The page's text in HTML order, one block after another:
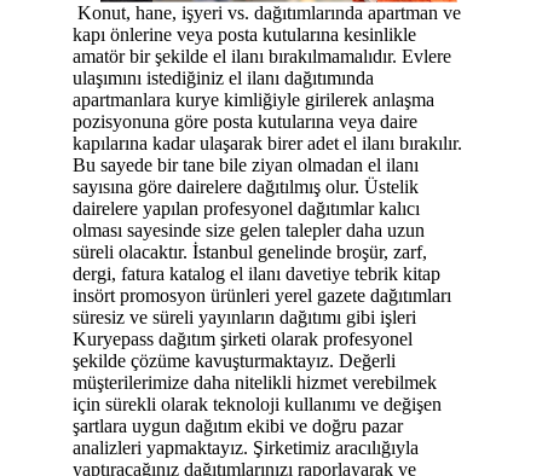
Konut, hane, işyeri vs. dağıtımlarında apartman ve
kapı önlerine veya posta kutularına kesinlikle
amatör bir şekilde el ilanı bırakılmamalıdır. Evlere
ulaşımını istediğiniz el ilanı dağıtımında
apartmanlara kurye kimliğiyle girilerek anlaşma
pozisyonuna göre posta kutularına veya daire
kapılarına kadar ulaşarak birer adet el ilanı bırakılır.
Bu sayede bir tane bile ziyan olmadan el ilanı
sayısına göre dairelere dağıtılmış olur. Üstelik
dairelere yapılan profesyonel dağıtımlar kalıcı
olması sayesinde size gelen talepler daha uzun
süreli olacaktır. İstanbul genelinde broşür, zarf,
dergi, fatura katalog el ilanı davetiye tebrik kitap
insört promosyon ürünleri yerel gazete dağıtımları
süresiz ve süreli yayınların dağıtımı gibi işleri
Kuryepass dağıtım şirketi olarak profesyonel
şekilde çözüme kavuşturmaktayız. Değerli
müşterilerimize daha nitelikli hizmet verebilmek
için sürekli olarak teknoloji kullanımı ve değişen
şartlara uygun dağıtım ekibi ve doğru pazar
analizleri yapmaktayız. Şirketimiz aracılığıyla
yaptıracağınız dağıtımlarınızı raporlayarak ve